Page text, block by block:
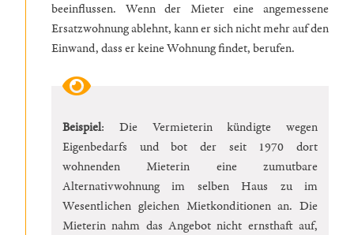
beeinflussen. Wenn der Mieter eine angemessene
Ersatzwohnung ablehnt, kann er sich nicht mehr auf den
Einwand, dass er keine Wohnung findet, berufen.
Beispiel: Die Vermieterin kündigte wegen
Eigenbedarfs und bot der seit 1970 dort
wohnenden Mieterin eine zumutbare
Alternativwohnung im selben Haus zu im
Wesentlichen gleichen Mietkonditionen an. Die
Mieterin nahm das Angebot nicht ernsthaft auf,